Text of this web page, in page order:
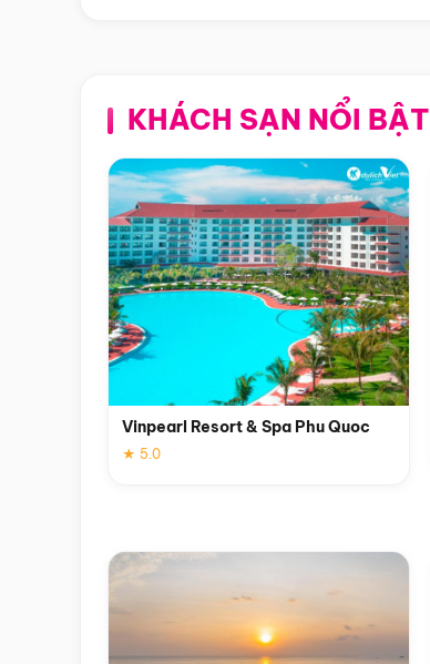
KHÁCH SẠN NỔI BẬT
Vinpearl Resort & Spa Phu Quoc
★ 5.0